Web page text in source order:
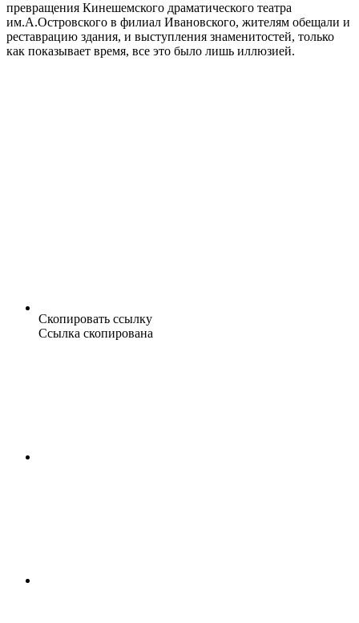
превращения Кинешемского драматического театра
им.А.Островского в филиал Ивановского, жителям обещали и
реставрацию здания, и выступления знаменитостей, только
как показывает время, все это было лишь иллюзией.
Скопировать ссылку
Ссылка скопирована